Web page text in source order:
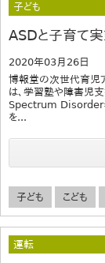
子ども
ASDと子育て実
2020年03月26日
博報堂の次世代育児
は、学習塾や障害児
Spectrum Disorder=
を...
子ども こども
運転